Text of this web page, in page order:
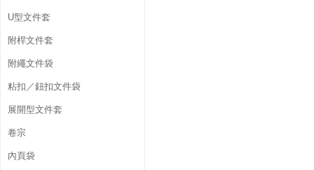
U型文件套
附桿文件套
附繩文件袋
粘扣／鈕扣文件袋
展開型文件套
卷宗
內頁袋